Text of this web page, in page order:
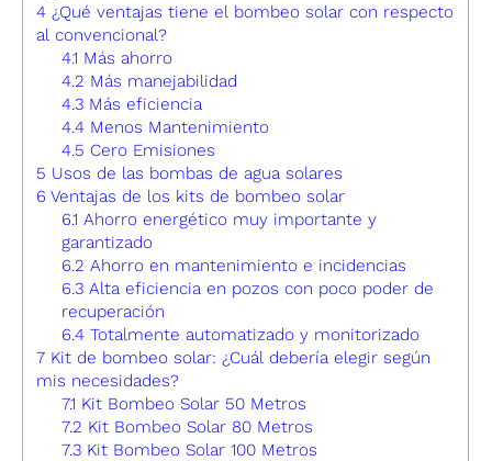
4 ¿Qué ventajas tiene el bombeo solar con respecto
al convencional?
4.1 Más ahorro
4.2 Más manejabilidad
4.3 Más eficiencia
4.4 Menos Mantenimiento
4.5 Cero Emisiones
5 Usos de las bombas de agua solares
6 Ventajas de los kits de bombeo solar
6.1 Ahorro energético muy importante y
garantizado
6.2 Ahorro en mantenimiento e incidencias
6.3 Alta eficiencia en pozos con poco poder de
recuperación
6.4 Totalmente automatizado y monitorizado
7 Kit de bombeo solar: ¿Cuál debería elegir según
mis necesidades?
7.1 Kit Bombeo Solar 50 Metros
7.2 Kit Bombeo Solar 80 Metros
7.3 Kit Bombeo Solar 100 Metros